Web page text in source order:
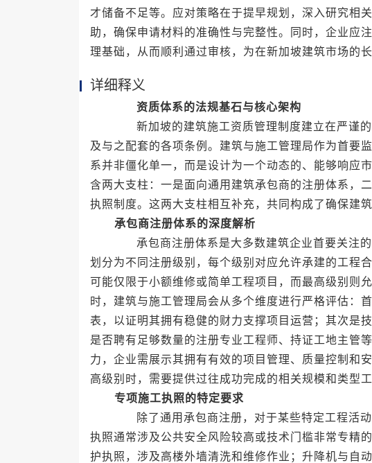
才储备不足等。应对策略在于提早规划，深入研究相
助，确保申请材料的准确性与完整性。同时，企业应
理基础，从而顺利通过审核，为在新加坡建筑市场的
详细释义
资质体系的法规基石与核心架构
新加坡的建筑施工资质管理制度建立在严谨的
及与之配套的各项条例。建筑与施工管理局作为首要
系并非僵化单一，而是设计为一个动态的、能够响应
含两大支柱：一是面向通用建筑承包商的注册体系，
执照制度。这两大支柱相互补充，共同构成了确保建
承包商注册体系的深度解析
承包商注册体系是大多数建筑企业首要关注的
划分为不同注册级别，每个级别对应允许承建的工程
可能仅限于小额维修或简单工程项目，而最高级别则
时，建筑与施工管理局会从多个维度进行严格评估：
表，以证明其拥有稳健的财力支撑项目运营；其次是
是否聘有足够数量的注册专业工程师、持证工地主管
力，企业需展示其拥有有效的项目管理、质量控制和
高级别时，需要提供过往成功完成的相关规模和类型工
专项施工执照的特定要求
除了通用承包商注册，对于某些特定工程活动
执照通常涉及公共安全风险较高或技术门槛非常专精
护执照，涉及高楼外墙清洗和维修作业；升降机与自